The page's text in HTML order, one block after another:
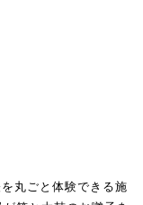
丸ごと体験できる施